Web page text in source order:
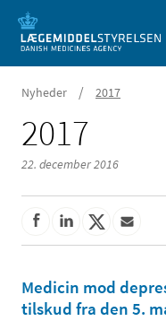
Nyheder / 2017
2017
22. december 2016
Medicin mod
tilskud fra den 5.